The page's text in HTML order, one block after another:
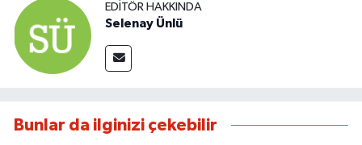
EDITÖR HAKKINDA
Selenay Ünlü
Bunlar da ilginizi çekebilir